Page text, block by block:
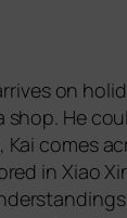
on
shop. He
comes
in Xiao